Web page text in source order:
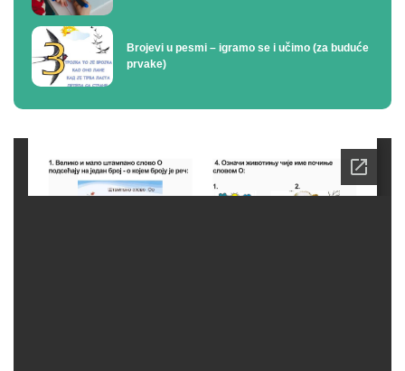
Brojevi u pesmi – igramo se i učimo (za buduće
prvake)